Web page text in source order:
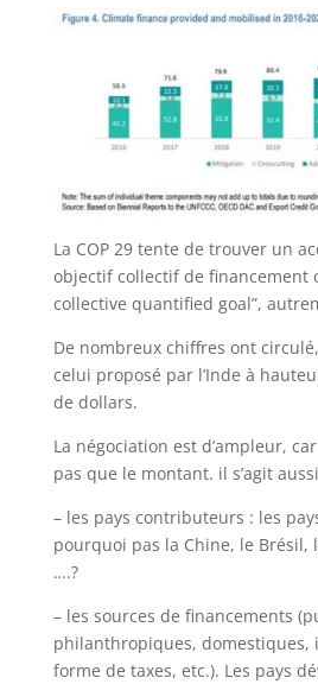
La COP 29 tente de trouver un
objectif collectif de financement
collective quantified goal”,
De nombreux chiffres ont
celui proposé par l’Inde à
de dollars.
La négociation est d’ampleur,
pas que le montant. il s’agit
– les pays contributeurs : les
pourquoi pas la Chine, le Brésil,
….?
– les sources de financements
philanthropiques, domestiques,
forme de taxes, etc.). Les pays